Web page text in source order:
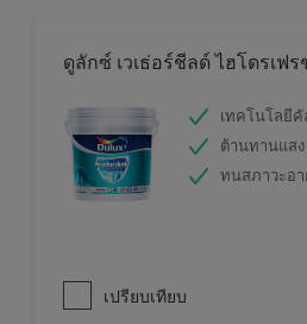
ดูลักซ์ เวเธ่อร์ชีลด์ ไฮโดรเฟร
เทคโนโลยีคั
ต้านทานแสง
ทนสภาวะอ
เปรียบเทียบ